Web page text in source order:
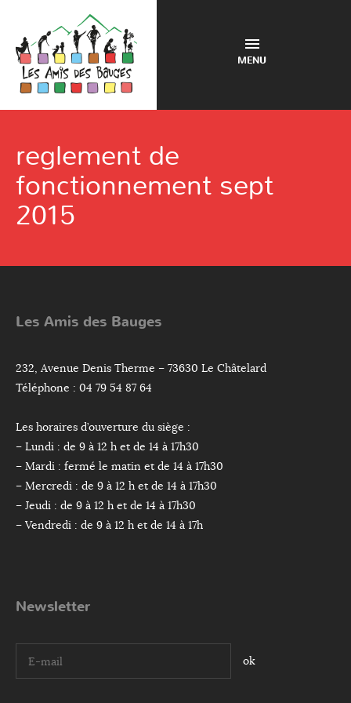
MENU
reglement de
fonctionnement sept
2015
Les Amis des Bauges
232, Avenue Denis Therme – 73630 Le Châtelard
Téléphone : 04 79 54 87 64
Les horaires d’ouverture du siège :
– Lundi : de 9 à 12 h et de 14 à 17h30
– Mardi : fermé le matin et de 14 à 17h30
– Mercredi : de 9 à 12 h et de 14 à 17h30
– Jeudi : de 9 à 12 h et de 14 à 17h30
– Vendredi : de 9 à 12 h et de 14 à 17h
Newsletter
I agree terms and conditions.*